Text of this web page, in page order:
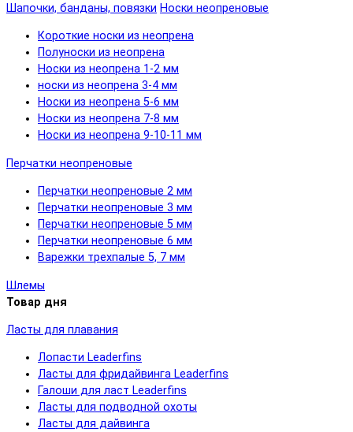
Шапочки, банданы, повязки Носки неопреновые
Короткие носки из неопрена
Полуноски из неопрена
Носки из неопрена 1-2 мм
носки из неопрена 3-4 мм
Носки из неопрена 5-6 мм
Носки из неопрена 7-8 мм
Носки из неопрена 9-10-11 мм
Перчатки неопреновые
Перчатки неопреновые 2 мм
Перчатки неопреновые 3 мм
Перчатки неопреновые 5 мм
Перчатки неопреновые 6 мм
Варежки трехпалые 5, 7 мм
Шлемы
Товар дня
Ласты для плавания
Лопасти Leaderfins
Ласты для фридайвинга Leaderfins
Галоши для ласт Leaderfins
Ласты для подводной охоты
Ласты для дайвинга